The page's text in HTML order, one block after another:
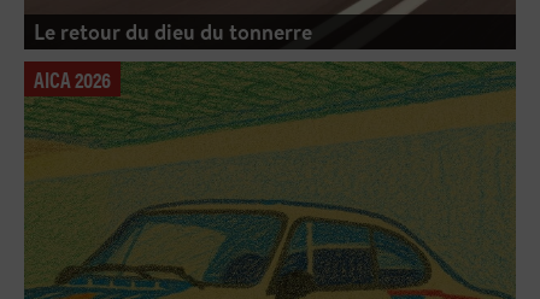
Le retour du dieu du tonnerre
AICA 2026